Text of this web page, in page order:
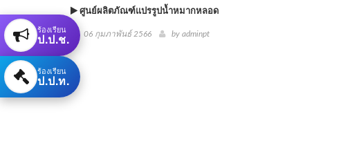
ศูนย์ผลิตภัณฑ์แปรรูปน้ำหมากหลอด
06 กุมภาพันธ์ 2566 by adminpt
ร้องเรียน
ป.ป.ช.
ร้องเรียน
ป.ป.ท.